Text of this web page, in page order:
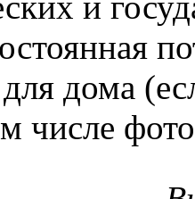
дома
числе